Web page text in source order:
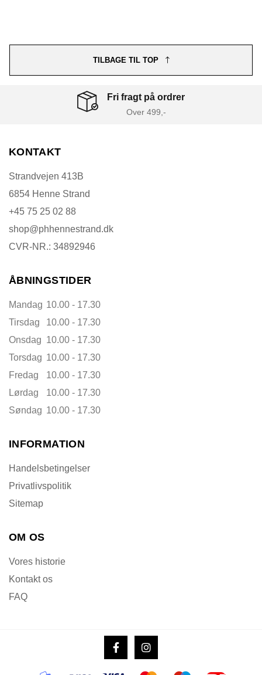
TILBAGE TIL TOP
Fri fragt på ordrer
Over 499,-
KONTAKT
Strandvejen 413B
6854 Henne Strand
+45 75 25 02 88
shop@phhennestrand.dk
CVR-NR.: 34892946
ÅBNINGSTIDER
Mandag 10.00 - 17.30
Tirsdag
10.00 - 17.30
Onsdag 10.00 - 17.30
Torsdag 10.00 - 17.30
Fredag
10.00 - 17.30
Lørdag
10.00 - 17.30
Søndag 10.00 - 17.30
INFORMATION
Handelsbetingelser
Privatlivspolitik
Sitemap
OM OS
Vores historie
Kontakt os
FAQ